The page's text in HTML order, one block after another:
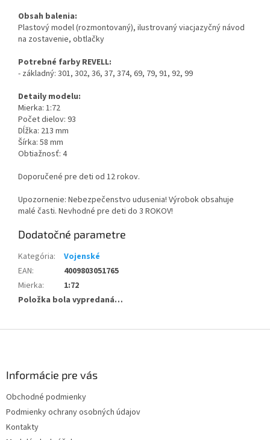
Obsah balenia:
Plastový model (rozmontovaný), ilustrovaný viacjazyčný návod
na zostavenie, obtlačky
Potrebné farby REVELL:
- základný: 301, 302, 36, 37, 374, 69, 79, 91, 92, 99
Detaily modelu:
Mierka: 1:72
Počet dielov: 93
Dĺžka: 213 mm
Šírka: 58 mm
Obtiažnosť: 4
Doporučené pre deti od 12 rokov.
Upozornenie: Nebezpečenstvo udusenia! Výrobok obsahuje
malé časti. Nevhodné pre deti do 3 ROKOV!
Dodatočné parametre
Kategória:
Vojenské
EAN:
4009803051765
Mierka:
1:72
Položka bola vypredaná…
Informácie pre vás
Obchodné podmienky
Podmienky ochrany osobných údajov
Kontakty